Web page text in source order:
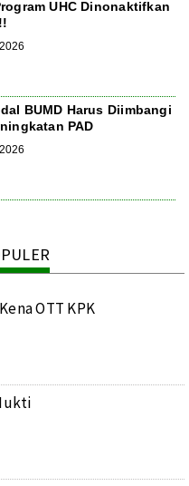
UHC Dinonaktifkan
BUMD Harus Diimbangi
PAD
OTT KPK